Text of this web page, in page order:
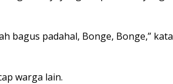
bagus padahal, Bonge, Bonge,” kata
warga lain.